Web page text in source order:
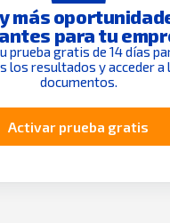
más
para tu
prueba gratis de 14 días
los resultados y acceder a
documentos.
Activar prueba gratis